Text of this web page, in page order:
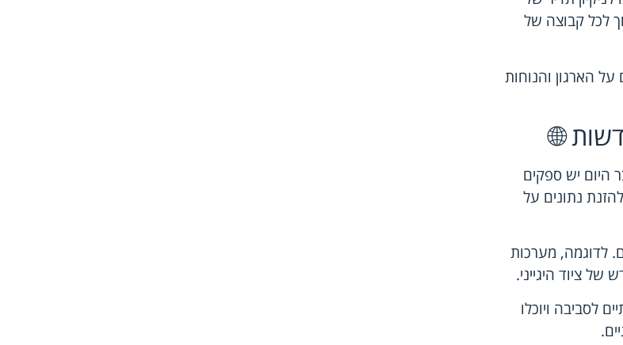
לכל קבוצה של
הארגון והנוחות
🌐
היום יש ספקים
נתונים על
לדוגמה, מערכות
של ציוד היגייני.
לסביבה ויוכלו